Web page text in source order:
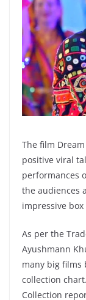
The film
positive viral
performances
the audiences
impressive
As per the
Ayushmann
many big films
collection
Collection